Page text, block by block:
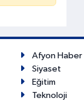
Afyon Haber
Siyaset
Eğitim
Teknoloji